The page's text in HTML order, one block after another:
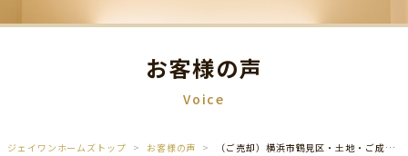
お客様の声
Voice
ジェイワンホームズトップ お客様の声 （ご売却）横浜市鶴見区・土地・ご成約（令和２年６月） Ｍ ・ Ｋ 様